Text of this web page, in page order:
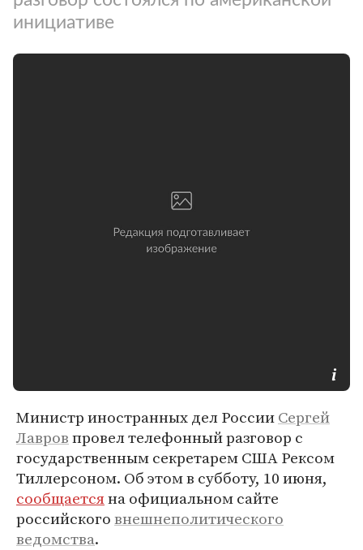
инициативе
Министр иностранных дел РоссииСергей
Лавровпровел телефонный разговор с
государственным секретарем США Рексом
Тиллерсоном. Об этом в субботу, 10 июня,
сообщаетсяна официальном сайте
российскоговнешнеполитического
ведомства.